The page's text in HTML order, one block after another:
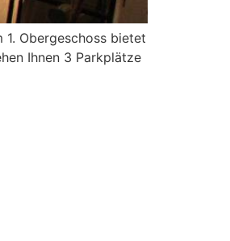
Obergeschoss bietet
Ihnen 3 Parkplätze